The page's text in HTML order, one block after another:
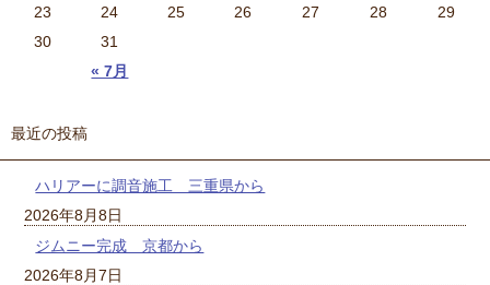
« 7月
23
24 25 26 27 28
29
30
31
最近の投稿
ハリアーに調音施工 三重県から
2026年8月8日
ジムニー完成 京都から
2026年8月7日